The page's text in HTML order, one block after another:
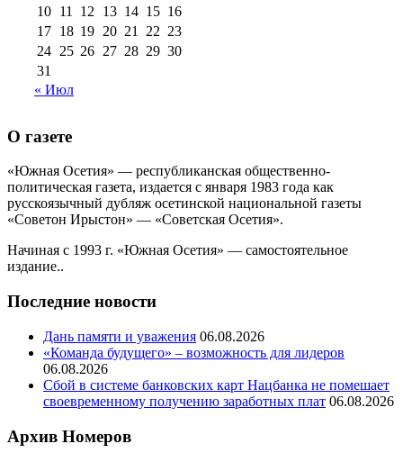
10 11 12 13 14 15 16
17 18 19 20 21 22 23
24 25 26 27 28 29 30
31
« Июл
О газете
«Южная Осетия» — республиканская общественно-
политическая газета, издается с января 1983 года как
русскоязычный дубляж осетинской национальной газеты
«Советон Ирыстон» — «Советская Осетия».
Начиная с 1993 г. «Южная Осетия» — самостоятельное
издание..
Последние новости
Дань памяти и уважения 06.08.2026
«Команда будущего» – возможность для лидеров
06.08.2026
Сбой в системе банковских карт Нацбанка не помешает
своевременному получению заработных плат 06.08.2026
Архив Номеров